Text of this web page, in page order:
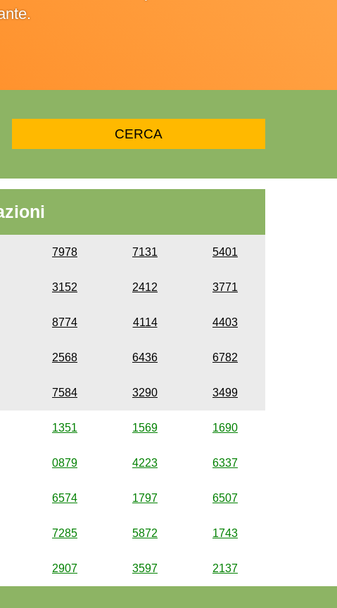
7978 7131 5401
3152 2412 3771
8774 4114 4403
2568 6436 6782
7584 3290 3499
1351 1569 1690
0879 4223 6337
6574 1797 6507
7285 5872 1743
2907 3597 2137